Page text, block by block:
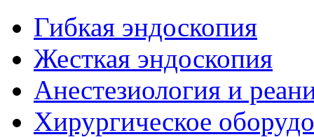
Гибкая эндоскопия
Жесткая эндоскопия
Анестезиология и
Хирургическое